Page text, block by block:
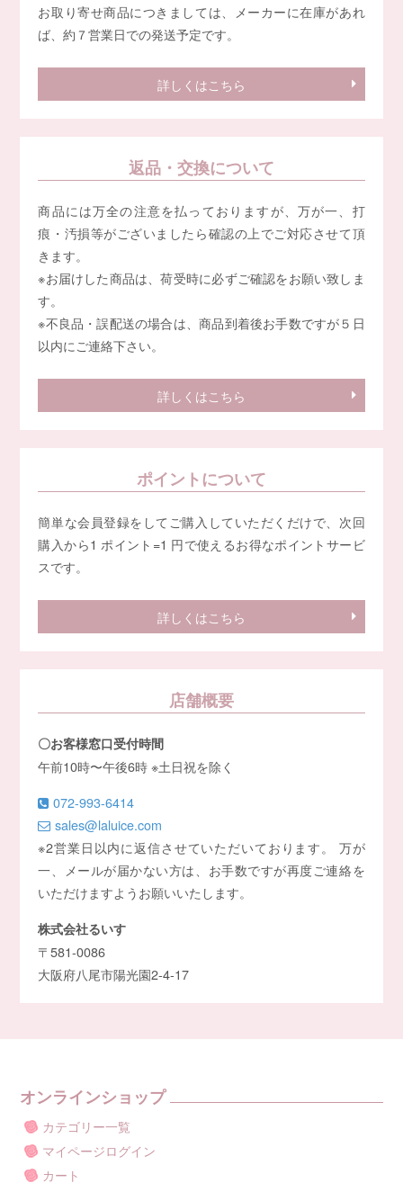
お取り寄せ商品につきましては、メーカーに在庫があれ
ば、約７営業日での発送予定です。
詳しくはこちら
返品・交換について
商品には万全の注意を払っておりますが、万が一、打
痕・汚損等がございましたら確認の上でご対応させて頂
きます。
※お届けした商品は、荷受時に必ずご確認をお願い致しま
す。
※不良品・誤配送の場合は、商品到着後お手数ですが５日
以内にご連絡下さい。
詳しくはこちら
ポイントについて
簡単な会員登録をしてご購入していただくだけで、次回
購入から1 ポイント=1 円で使えるお得なポイントサービ
スです。
詳しくはこちら
店舗概要
〇お客様窓口受付時間
午前10時〜午後6時 ※土日祝を除く
072-993-6414
sales@laluice.com
※2営業日以内に返信させていただいております。 万が
一、メールが届かない方は、お手数ですが再度ご連絡を
いただけますようお願いいたします。
株式会社るいす
〒581-0086
大阪府八尾市陽光園2-4-17
オンラインショップ
カテゴリー一覧
マイページログイン
カート